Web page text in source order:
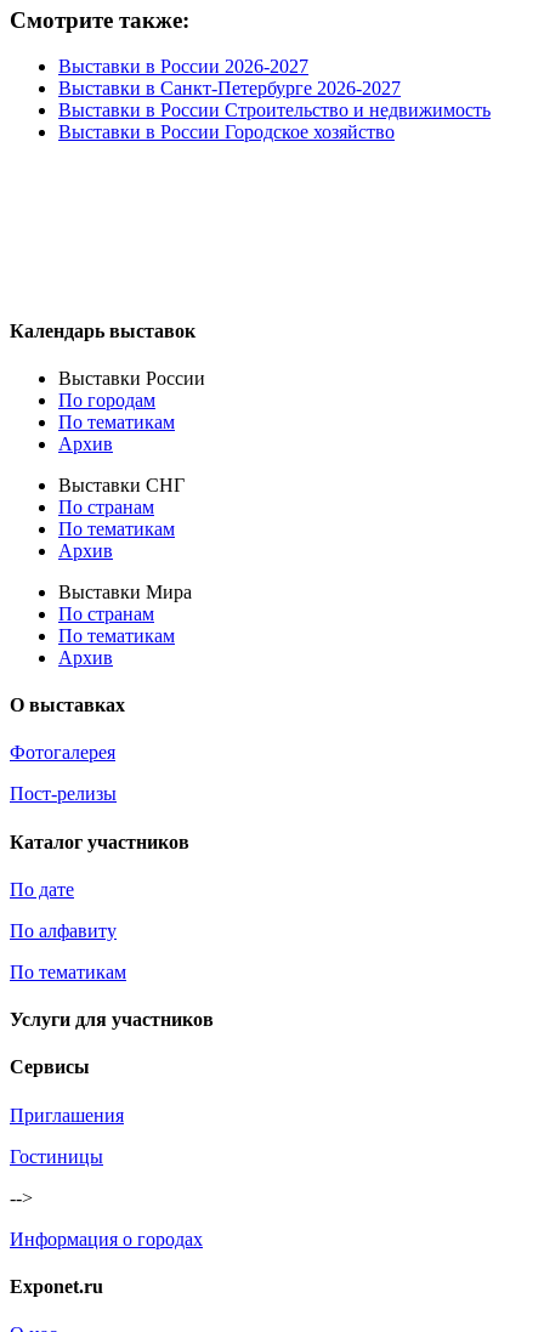
Смотрите также:
Выставки в России 2026-2027
Выставки в Санкт-Петербурге 2026-2027
Выставки в России Строительство и недвижимость
Выставки в России Городское хозяйство
Календарь выставок
Выставки России
По городам
По тематикам
Архив
Выставки СНГ
По странам
По тематикам
Архив
Выставки Мира
По странам
По тематикам
Архив
О выставках
Фотогалерея
Пост-релизы
Каталог участников
По дате
По алфавиту
По тематикам
Услуги для участников
Сервисы
Приглашения
Гостиницы
-->
Информация о городах
Exponet.ru